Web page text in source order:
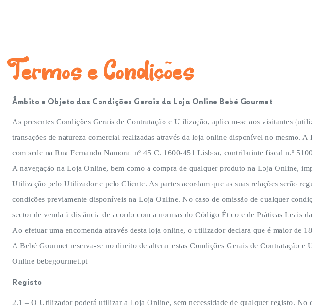
Termos e Condições
Âmbito e Objeto das Condições Gerais da Loja Online Bebé Gourmet
As presentes Condições Gerais de Contratação e Utilização, aplicam-se aos visitantes
transações de natureza comercial realizadas através da loja online disponível no mesmo.
com sede na Rua Fernando Namora, nº 45 C. 1600-451 Lisboa, contribuinte fiscal n.º
A navegação na Loja Online, bem como a compra de qualquer produto na Loja Online,
Utilização pelo Utilizador e pelo Cliente. As partes acordam que as suas relações serão
condições previamente disponíveis na Loja Online. No caso de omissão de qualquer
sector de venda à distância de acordo com a normas do Código Ético e de Práticas Leais
Ao efetuar uma encomenda através desta loja online, o utilizador declara que é maior de
A Bebé Gourmet reserva-se no direito de alterar estas Condições Gerais de Contratação
Online bebegourmet.pt
Registo
2.1 – O Utilizador poderá utilizar a Loja Online, sem necessidade de qualquer registo.